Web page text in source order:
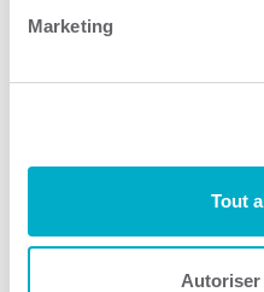
Marketing
Tout
Autoriser
Consulter le site